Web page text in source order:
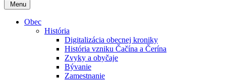
Menu
Obec
História
Digitalizácia obecnej kroniky
História vzniku Čačína a Čerína
Zvyky a obyčaje
Bývanie
Zamestnanie